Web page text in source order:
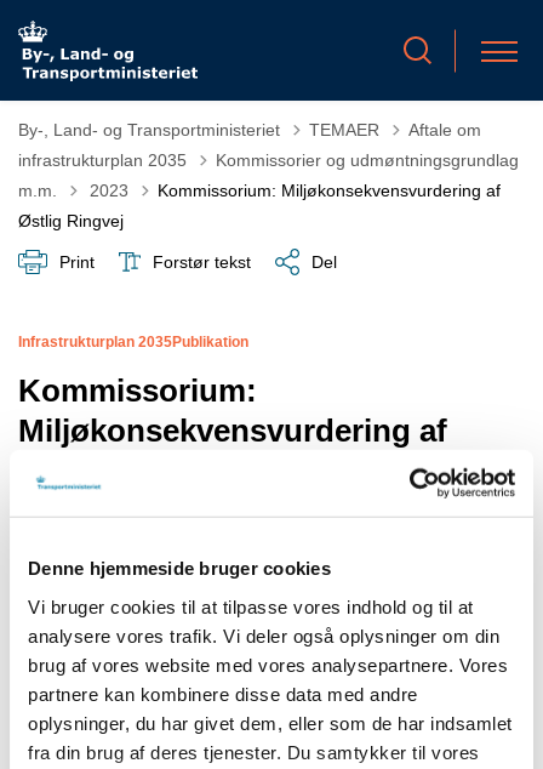
Denne hjemmeside bruger cookies
Vi bruger cookies til at tilpasse vores indhold og til at
analysere vores trafik. Vi deler også oplysninger om din
brug af vores website med vores analysepartnere. Vores
partnere kan kombinere disse data med andre
oplysninger, du har givet dem, eller som de har indsamlet
fra din brug af deres tjenester. Du samtykker til vores
By-, Land- og Transportministeriet TEMAER
Aftale om
infrastrukturplan 2035
Kommissorier og udmøntningsgrundlag
m.m.
Tilbage til
2023
Kommissorium: Miljøkonsekvensvurdering af
Østlig Ringvej
Print Forstør tekst Del
Infrastrukturplan 2035Publikation
Kommissorium:
Miljøkonsekvensvurdering af
Østlig Ringvej
Med aftale om Infrastrukturplan 2035 af 28.
juni 2021 er aftaleparterne enige om, at der
skal gennemføres en
miljøkonsekvensvurdering af Østlig
Ringvej.
2. okt. 2023